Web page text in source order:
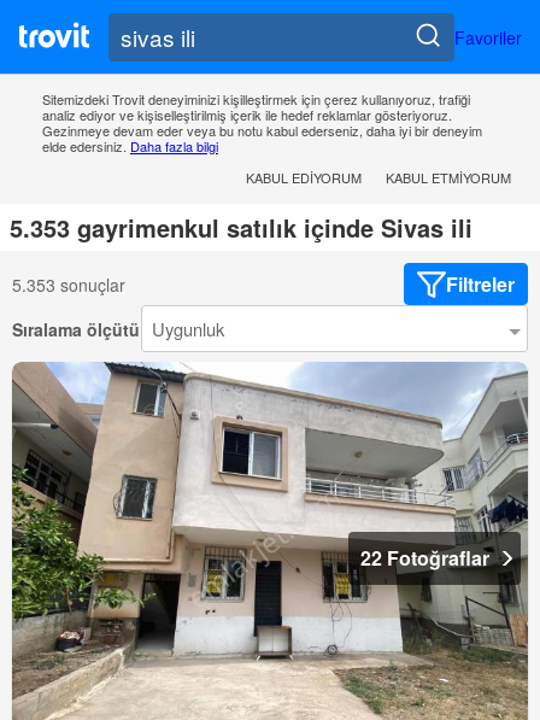
Favoriler
Sitemizdeki Trovit deneyiminizi kişilleştirmek için çerez kullanıyoruz, trafiği
analiz ediyor ve kişiselleştirilmiş içerik ile hedef reklamlar gösteriyoruz.
Gezinmeye devam eder veya bu notu kabul ederseniz, daha iyi bir deneyim
elde edersiniz. Daha fazla bilgi
KABUL EDIYORUM
KABUL ETMIYORUM
5.353 gayrimenkul satılık içinde Sivas ili
5.353 sonuçlar Filtreler
Sıralama ölçütü
22 Fotoğraflar